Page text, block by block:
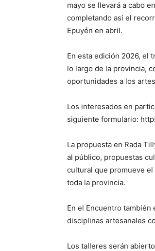
mayo se llevará a cabo
completando así el
Epuyén en abril.
En esta edición 2026, el
lo largo de la provincia,
oportunidades a los
Los interesados en
siguiente formulario:
La propuesta en Rada
al público, propuestas
cultural que promueve
toda la provincia.
En el Encuentro
disciplinas artesanales
Los talleres serán